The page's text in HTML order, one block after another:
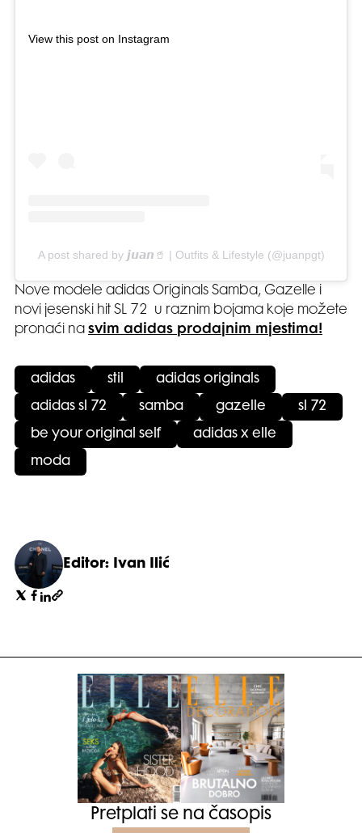
View this post on Instagram
A post shared by 𝙟𝙪𝙖𝙣🥤 | Outfits & Lifestyle (@juanpgt)
Nove modele adidas Originals Samba, Gazelle i
novi jesenski hit SL 72 u raznim bojama koje možete
pronaći na svim adidas prodajnim mjestima!
adidas stil adidas originals
adidas sl 72 samba gazelle sl 72
be your original self adidas x elle
moda
Editor: Ivan Ilić
Pretplati se na časopis